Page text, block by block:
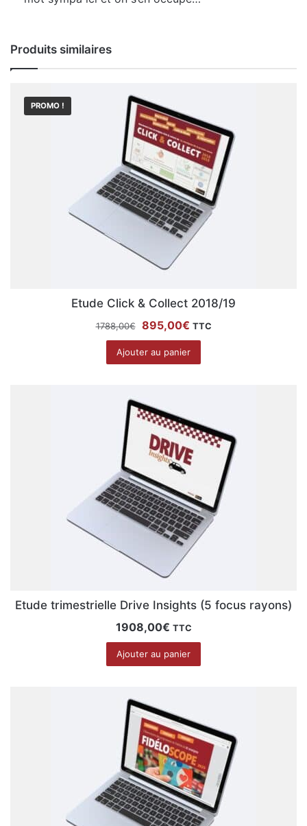
Produits similaires
PROMO !
Etude Click & Collect 2018/19
1788,00€ Le
prix
initial
était :
895,00€Le
prix
actuel
est :
TTC
Ajouter au panier
Etude trimestrielle Drive Insights (5 focus rayons)
1908,00€ TTC
Ajouter au panier